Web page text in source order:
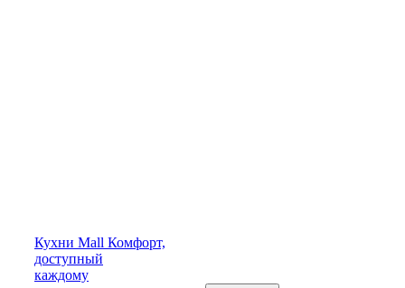
Кухни Mall Комфорт,
доступный
каждому